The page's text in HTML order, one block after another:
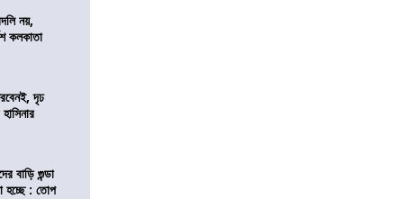
নয়,
কলকাতা
দৃঢ
বাড়ি গুন্ডা
হচ্ছে : তোপ